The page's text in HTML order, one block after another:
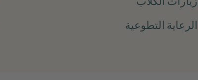
الرعاية التطوعية